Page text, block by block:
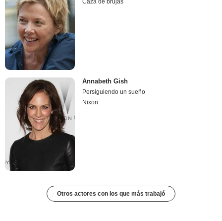
Annabeth Gish
Persiguiendo un sueño
Nixon
Otros actores con los que más trabajó